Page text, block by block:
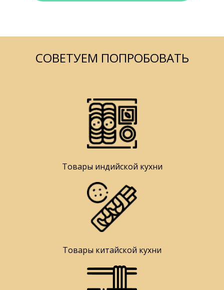
СОВЕТУЕМ ПОПРОБОВАТЬ
Товары индийской кухни
Товары китайской кухни